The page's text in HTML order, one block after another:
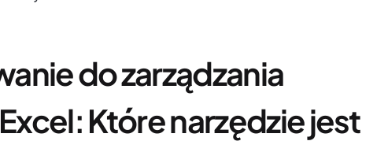
do zarządzania
Które narzędzie jest